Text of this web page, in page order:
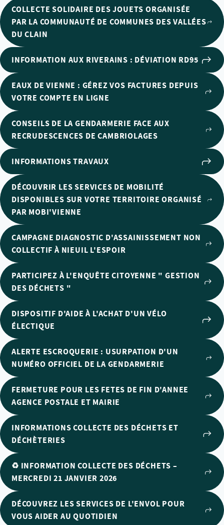
COLLECTE SOLIDAIRE DES JOUETS ORGANISÉE
PAR LA COMMUNAUTÉ DE COMMUNES DES VALLÉES
DU CLAIN
INFORMATION AUX RIVERAINS : DÉVIATION RD95
EAUX DE VIENNE : GÉREZ VOS FACTURES DEPUIS
VOTRE COMPTE EN LIGNE
CONSEILS DE LA GENDARMERIE FACE AUX
RECRUDESCENCES DE CAMBRIOLAGES
INFORMATIONS TRAVAUX
DÉCOUVRIR LES SERVICES DE MOBILITÉ
DISPONIBLES SUR VOTRE TERRITOIRE ORGANISÉ
PAR MOBI'VIENNE
CAMPAGNE DIAGNOSTIC D'ASSAINISSEMENT NON
COLLECTIF À NIEUIL L'ESPOIR
PARTICIPEZ À L'ENQUÊTE CITOYENNE " GESTION
DES DÉCHETS "
DISPOSITIF D'AIDE À L'ACHAT D'UN VÉLO
ÉLECTIQUE
ALERTE ESCROQUERIE : USURPATION D'UN
NUMÉRO OFFICIEL DE LA GENDARMERIE
FERMETURE POUR LES FETES DE FIN D'ANNEE
AGENCE POSTALE ET MAIRIE
INFORMATIONS COLLECTE DES DÉCHETS ET
DÉCHÈTERIES
♻️ INFORMATION COLLECTE DES DÉCHETS –
MERCREDI 21 JANVIER 2026
DÉCOUVREZ LES SERVICES DE L'ENVOL POUR
VOUS AIDER AU QUOTIDIEN